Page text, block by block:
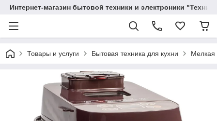
Интернет-магазин бытовой техники и электроники
Товары и услуги Бытовая техника для кухни Мелкая